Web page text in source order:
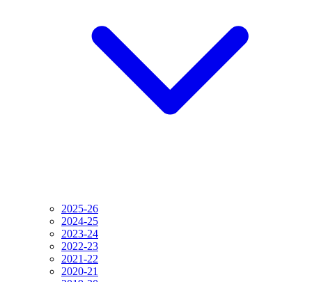
2025-26
2024-25
2023-24
2022-23
2021-22
2020-21